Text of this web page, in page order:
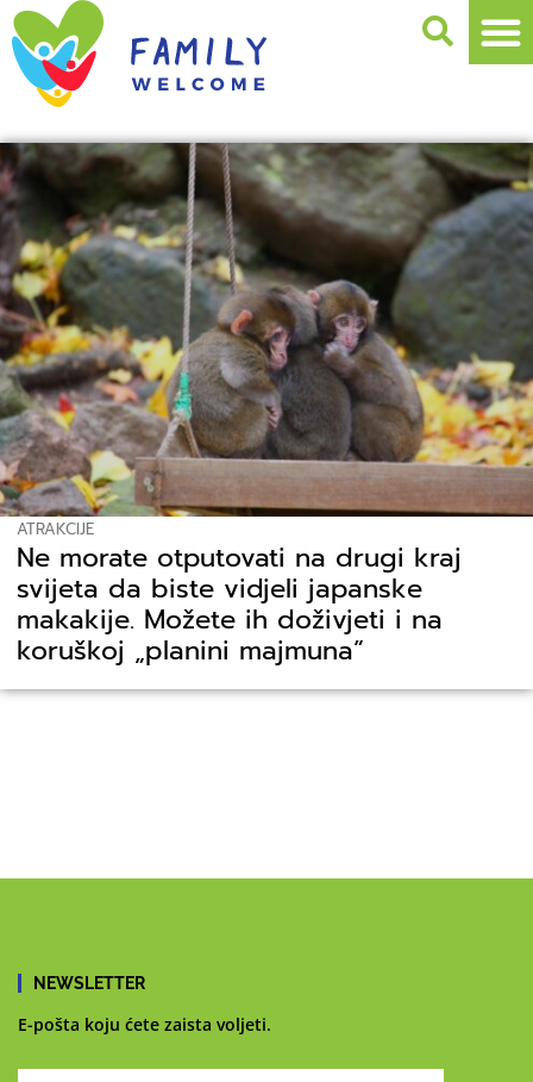
ATRAKCIJE
Ne morate otputovati na drugi kraj
svijeta da biste vidjeli japanske
makakije. Možete ih doživjeti i na
koruškoj „planini majmuna”
NEWSLETTER
E-pošta koju ćete zaista voljeti.